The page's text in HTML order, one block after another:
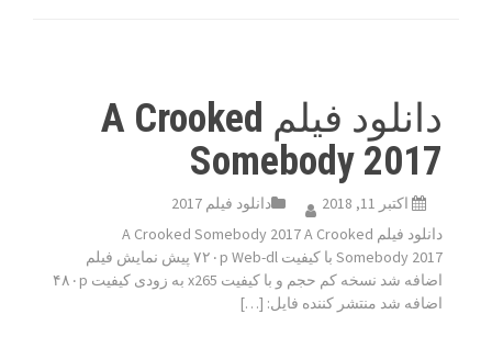
دانلود فیلم A Crooked
Somebody 2017
اکتبر 11, 2018
دانلود فیلم 2017
دانلود فیلم A Crooked Somebody 2017 A Crooked
Somebody 2017 با کیفیت ۷۲۰p Web-dl پیش نمایش فیلم
اضافه شد نسخه کم حجم و با کیفیت x265 به زودی کیفیت ۴۸۰p
اضافه شد منتشر کننده فایل: […]